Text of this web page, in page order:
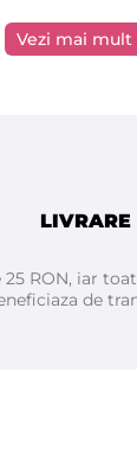
Vezi mai mult
LIVRARE
RON, iar
de